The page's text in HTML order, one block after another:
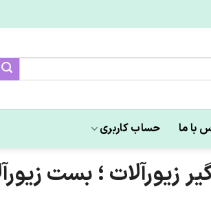
با ما حساب کاربری
؛ بست